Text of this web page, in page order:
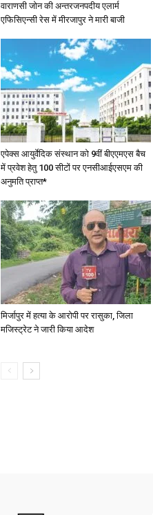
वाराणसी जोन की अन्तरजनपदीय एलार्म
एफिसिएन्सी रेस में मीरजापुर ने मारी बाजी
एपेक्स आयुर्वेदिक संस्थान को 9वीं बीएएमएस बैच
में प्रवेश हेतु 100 सीटों पर एनसीआईएसएम की
अनुमति प्राप्त*
मिर्जापुर में हत्या के आरोपी पर रासुका, जिला
मजिस्ट्रेट ने जारी किया आदेश